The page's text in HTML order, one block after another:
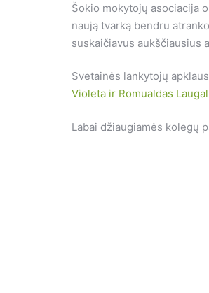
Šokio mokytojų asociacija
naują tvarką bendru
suskaičiavus aukščiausius
Svetainės lankytojų
Violeta ir Romualdas
Labai džiaugiamės kolegų